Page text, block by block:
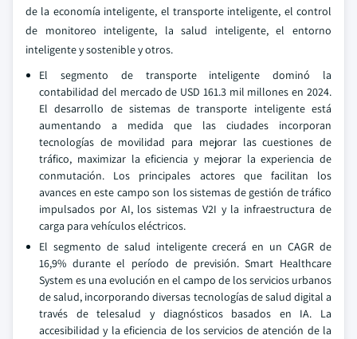
de la economía inteligente, el transporte inteligente, el control
de monitoreo inteligente, la salud inteligente, el entorno
inteligente y sostenible y otros.
El segmento de transporte inteligente dominó la
contabilidad del mercado de USD 161.3 mil millones en 2024.
El desarrollo de sistemas de transporte inteligente está
aumentando a medida que las ciudades incorporan
tecnologías de movilidad para mejorar las cuestiones de
tráfico, maximizar la eficiencia y mejorar la experiencia de
conmutación. Los principales actores que facilitan los
avances en este campo son los sistemas de gestión de tráfico
impulsados por AI, los sistemas V2I y la infraestructura de
carga para vehículos eléctricos.
El segmento de salud inteligente crecerá en un CAGR de
16,9% durante el período de previsión. Smart Healthcare
System es una evolución en el campo de los servicios urbanos
de salud, incorporando diversas tecnologías de salud digital a
través de telesalud y diagnósticos basados en IA. La
accesibilidad y la eficiencia de los servicios de atención de la